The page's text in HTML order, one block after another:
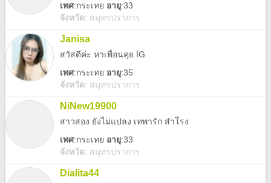
เพศ:กระเทย อายุ:33
จังหวัด: สมุทรปราการ
Janisa
สวัสดีค่ะ หาเพื่อนคุย IG
เพศ:กระเทย อายุ:35
จังหวัด: สมุทรปราการ
NiNew19900
สาวสอง ยังไม่แปลง เทพารัก สำโรง
เพศ:กระเทย อายุ:33
จังหวัด: สมุทรปราการ
Dialita44